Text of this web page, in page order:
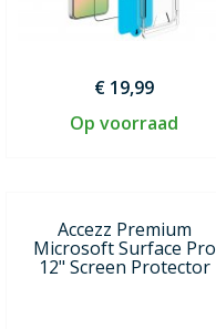
€ 19,99
Op voorraad
Accezz Premium
Microsoft Surface Pro
12" Screen Protector